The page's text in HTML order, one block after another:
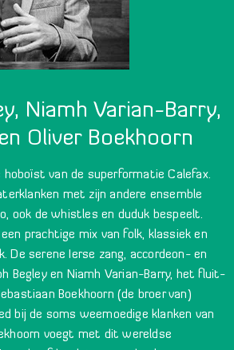
Niamh Varian-Barry,
Oliver Boekhoorn
hoboïst van de superformatie Calefax.
met zijn andere ensemble
ook de whistles en duduk bespeelt.
prachtige mix van folk, klassiek en
De serene Ierse zang, accordeon- en
Begley en Niamh Varian-Barry, het fluit-
Boekhoorn (de broer van)
bij de soms weemoedige klanken van
voegt met dit wereldse